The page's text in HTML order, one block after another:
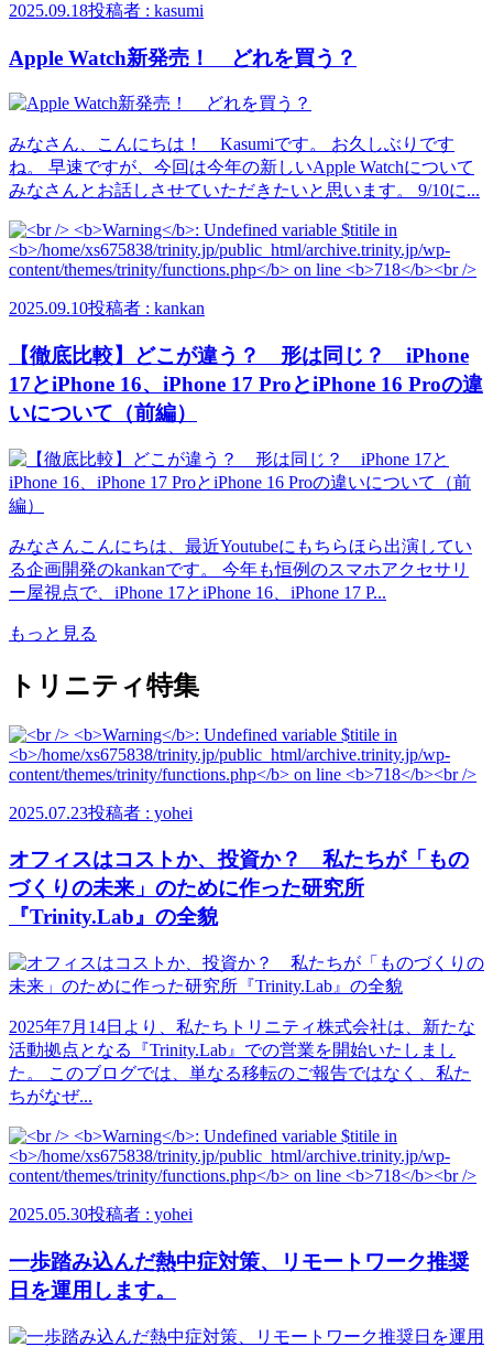
2025.09.18投稿者 : kasumi
Apple Watch新発売！ どれを買う？
みなさん、こんにちは！ Kasumiです。 お久しぶりです
ね。 早速ですが、今回は今年の新しいApple Watchについて
みなさんとお話しさせていただきたいと思います。 9/10に...
2025.09.10投稿者 : kankan
【徹底比較】どこが違う？ 形は同じ？ iPhone
17とiPhone 16、iPhone 17 ProとiPhone 16 Proの違
いについて（前編）
みなさんこんにちは、最近Youtubeにもちらほら出演してい
る企画開発のkankanです。 今年も恒例のスマホアクセサリ
ー屋視点で、iPhone 17とiPhone 16、iPhone 17 P...
もっと見る
トリニティ特集
2025.07.23投稿者 : yohei
オフィスはコストか、投資か？ 私たちが「もの
づくりの未来」のために作った研究所
『Trinity.Lab』の全貌
2025年7月14日より、私たちトリニティ株式会社は、新たな
活動拠点となる『Trinity.Lab』での営業を開始いたしまし
た。 このブログでは、単なる移転のご報告ではなく、私た
ちがなぜ...
2025.05.30投稿者 : yohei
一歩踏み込んだ熱中症対策、リモートワーク推奨
日を運用します。